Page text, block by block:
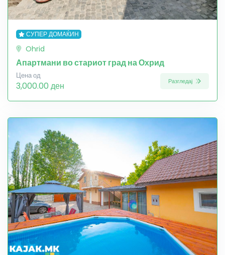
СУПЕР ДОМАЌИН
Ohrid
Апартмани во стариот град на Охрид
Цена од
3,000.00 ден Разгледај